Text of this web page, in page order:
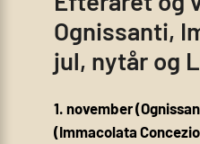
Ognissanti,
jul, nytår og
1. november
(Immacolata